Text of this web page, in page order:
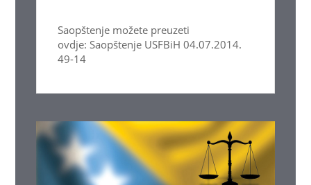
Saopštenje možete preuzeti
ovdje: Saopštenje USFBiH 04.07.2014.
49-14